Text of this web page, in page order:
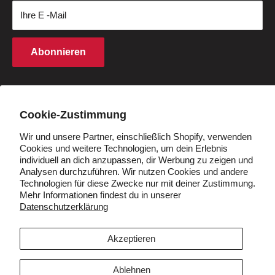
Cookie-Zustimmung
Wir und unsere Partner, einschließlich Shopify, verwenden
Cookies und weitere Technologien, um dein Erlebnis
individuell an dich anzupassen, dir Werbung zu zeigen und
Analysen durchzuführen. Wir nutzen Cookies und andere
Technologien für diese Zwecke nur mit deiner Zustimmung.
Mehr Informationen findest du in unserer
Datenschutzerklärung
Akzeptieren
Ablehnen
Kaufbedingungen
Rechte an geistigem Eigentum
Cookie -Richtlinie
Finanzierung
Partnerprogramm
Studentenrabatt
Ihre E -Mail
Abonnieren
Deutschland (EUR €)
Folgen Sie uns
Wir akzeptieren